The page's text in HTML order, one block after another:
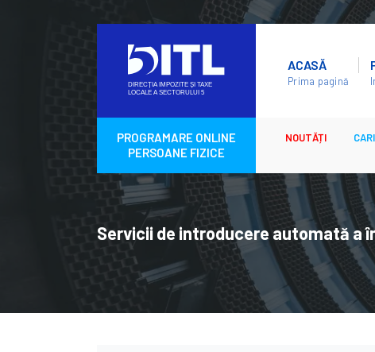
content
ACASĂ
Prima pagină
PROGRAMARE ONLINE
PERSOANE FIZICE
NOUTĂȚI
Servicii de introducere automată a